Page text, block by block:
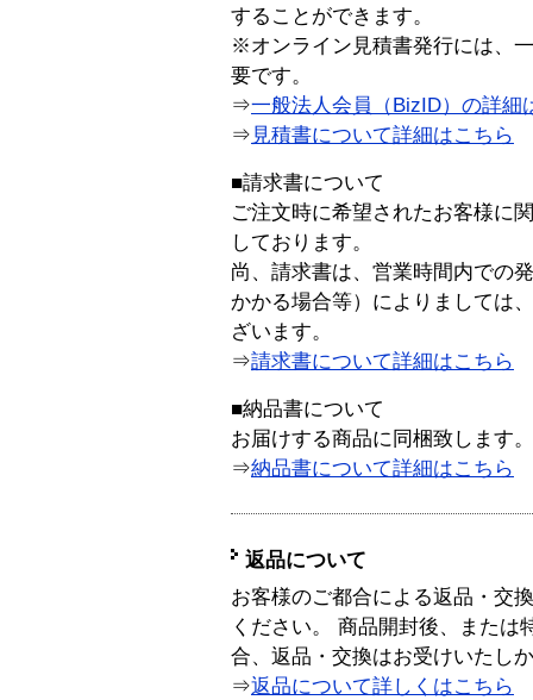
することができます。
※オンライン見積書発行には、
要です。
⇒一般法人会員（BizID）の詳細
⇒ 見積書について詳細はこちら
■請求書について
ご注文時に希望されたお客様に
しております。
尚、請求書は、営業時間内での
かかる場合等）によりましては
ざいます。
⇒請求書について詳細はこちら
■納品書について
お届けする商品に同梱致します。
⇒納品書について詳細はこちら
返品について
お客様のご都合による返品・交
ください。 商品開封後、または
合、返品・交換はお受けいたし
⇒返品について詳しくはこちら